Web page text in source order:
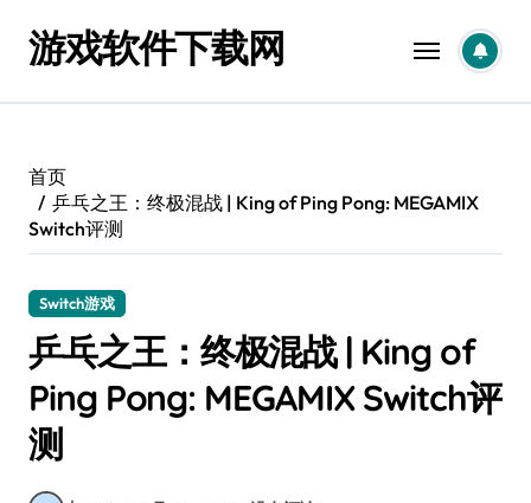
游戏软件下载网
首页
乒乓之王：终极混战 | King of Ping Pong: MEGAMIX
Switch评测
Switch游戏
乒乓之王：终极混战 | King of
Ping Pong: MEGAMIX Switch评
测